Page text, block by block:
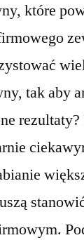
które
tak aby
rezultaty?